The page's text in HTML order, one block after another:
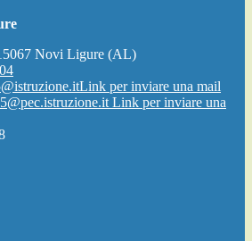
Novi Ligure (AL)
Link per inviare una mail
Link per inviare una